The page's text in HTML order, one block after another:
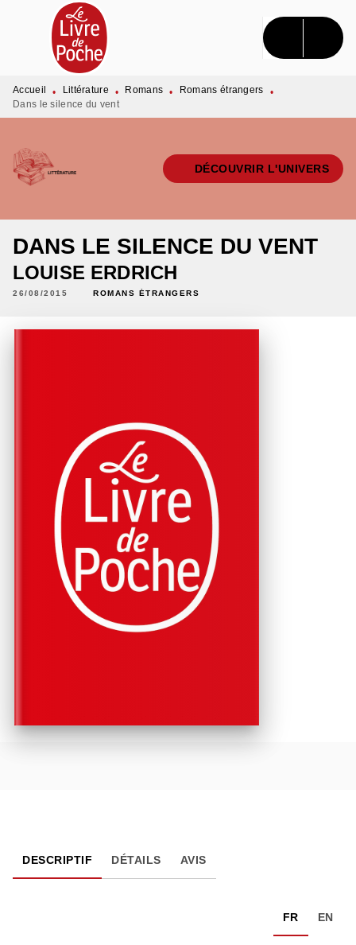
MENU RECHERCHE CONTENU
PIED DE PAGE
Accueil • Littérature • Romans • Romans étrangers
•
Dans le silence du vent
DÉCOUVRIR L'UNIVERS
DANS LE SILENCE DU VENT
LOUISE ERDRICH
26/08/2015 ROMANS ÉTRANGERS
DESCRIPTIF DÉTAILS AVIS
FR EN